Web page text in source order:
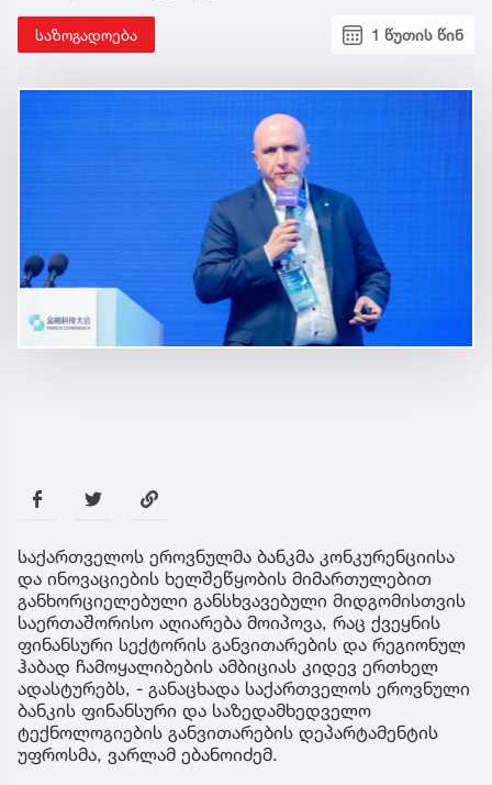
საზოგადოება 1 წუთის წინ
საქართველოს ეროვნულმა ბანკმა კონკურენციისა
და ინოვაციების ხელშეწყობის მიმართულებით
განხორციელებული განსხვავებული მიდგომისთვის
საერთაშორისო აღიარება მოიპოვა, რაც ქვეყნის
ფინანსური სექტორის განვითარების და რეგიონულ
ჰაბად ჩამოყალიბების ამბიციას კიდევ ერთხელ
ადასტურებს, - განაცხადა საქართველოს ეროვნული
ბანკის ფინანსური და საზედამხედველო
ტექნოლოგიების განვითარების დეპარტამენტის
უფროსმა, ვარლამ ებანოიძემ.